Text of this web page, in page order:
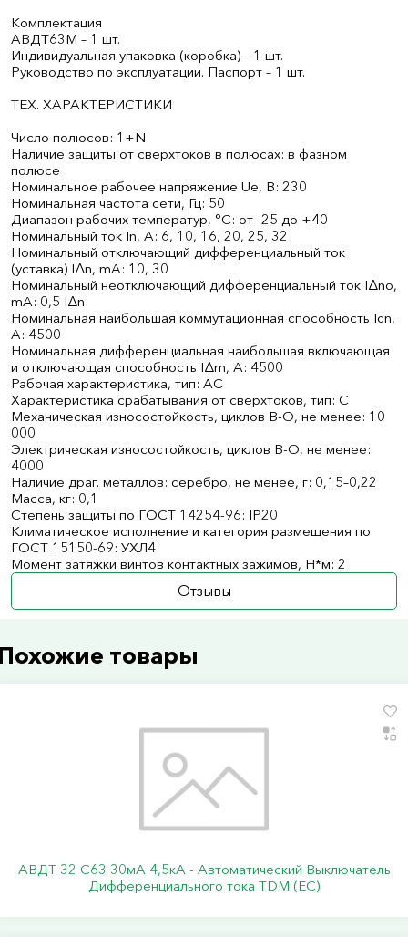
Комплектация
АВДТ63М – 1 шт.
Индивидуальная упаковка (коробка) – 1 шт.
Руководство по эксплуатации. Паспорт – 1 шт.
ТЕХ. ХАРАКТЕРИСТИКИ
Число полюсов: 1+N
Наличие защиты от сверхтоков в полюсах: в фазном
полюсе
Номинальное рабочее напряжение Ue, В: 230
Номинальная частота сети, Гц: 50
Диапазон рабочих температур, °С: от -25 до +40
Номинальный ток In, А: 6, 10, 16, 20, 25, 32
Номинальный отключающий дифференциальный ток
(уставка) IΔn, mA: 10, 30
Номинальный неотключающий дифференциальный ток IΔnо,
mA: 0,5 IΔn
Номинальная наибольшая коммутационная способность Iсn,
A: 4500
Номинальная дифференциальная наибольшая включающая
и отключающая способность IΔm, A: 4500
Рабочая характеристика, тип: АС
Характеристика срабатывания от сверхтоков, тип: С
Механическая износостойкость, циклов В-О, не менее: 10
000
Электрическая износостойкость, циклов В-О, не менее:
4000
Наличие драг. металлов: серебро, не менее, г: 0,15–0,22
Масса, кг: 0,1
Степень защиты по ГОСТ 14254-96: IP20
Климатическое исполнение и категория размещения по
ГОСТ 15150-69: УХЛ4
Момент затяжки винтов контактных зажимов, Н*м: 2
Отзывы
товары
АВДТ 32 C63 30мА 4,5кА - Автоматический Выключатель
Дифференциального тока TDM (ЕС)